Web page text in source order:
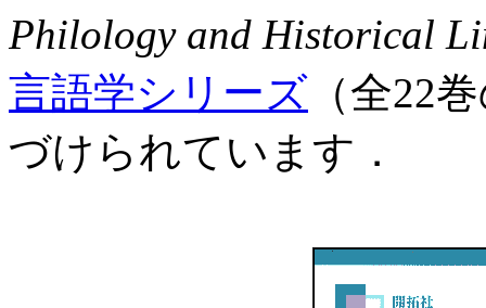
Philology and Historical
言語学シリーズ （全22
づけられています．